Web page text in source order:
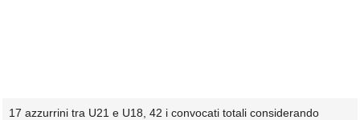
17 azzurrini tra U21 e U18, 42 i convocati totali considerando